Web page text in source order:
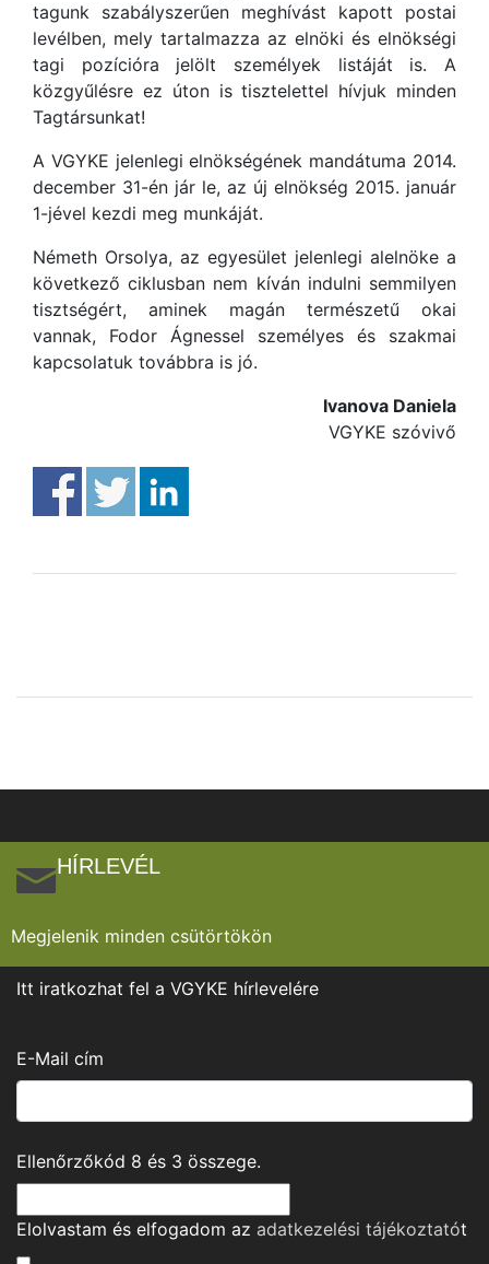
tagunk szabályszerűen meghívást kapott postai
levélben, mely tartalmazza az elnöki és elnökségi
tagi pozícióra jelölt személyek listáját is. A
közgyűlésre ez úton is tisztelettel hívjuk minden
Tagtársunkat!
A VGYKE jelenlegi elnökségének mandátuma 2014.
december 31-én jár le, az új elnökség 2015. január
1-jével kezdi meg munkáját.
Németh Orsolya, az egyesület jelenlegi alelnöke a
következő ciklusban nem kíván indulni semmilyen
tisztségért, aminek magán természetű okai
vannak, Fodor Ágnessel személyes és szakmai
kapcsolatuk továbbra is jó.
Ivanova Daniela
VGYKE szóvivő
HÍRLEVÉL
Megjelenik minden csütörtökön
Itt iratkozhat fel a VGYKE hírlevelére
E-Mail cím
Ellenőrzőkód 8 és 3 összege.
Elolvastam és elfogadom az adatkezelési tájékoztatót